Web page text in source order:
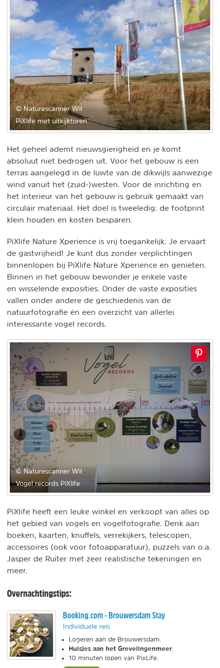
© Naturescanner Wil
PiXlife met uitkijktoren
Het geheel ademt nieuwsgierigheid en je komt
absoluut niet bedrogen uit. Voor het gebouw is een
terras aangelegd in de luwte van de dikwijls aanwezige
wind vanuit het (zuid-)westen. Voor de inrichting en
het interieur van het gebouw is gebruik gemaakt van
circulair materiaal. Het doel is tweeledig: de footprint
klein houden en kosten besparen.
PiXlife Nature Xperience is vrij toegankelijk. Je ervaart
de gastvrijheid! Je kunt dus zonder verplichtingen
binnenlopen bij PiXlife Nature Xperience en genieten.
Binnen in het gebouw bewonder je enkele vaste
en wisselende exposities. Onder de vaste exposities
vallen onder andere de geschiedenis van de
natuurfotografie én een overzicht van allerlei
interessante vogel records.
© Naturescanner Wil
Vogel records PiXlife
PiXlife heeft een leuke winkel en verkoopt van alles op
het gebied van vogels en vogelfotografie. Denk aan
boeken, kaarten, knuffels, verrekijkers, telescopen,
accessoires (ook voor fotoapparatuur), puzzels van o.a.
Jasper de Ruiter met zeer realistische tekeningen en
meer.
Overnachtingstips:
Booking.com - Brouwersdam Stay
Individuele reis
Logeren aan de Brouwersdam.
Huisjes aan het Grevelingenmeer
10 minuten lopen van PixLife.